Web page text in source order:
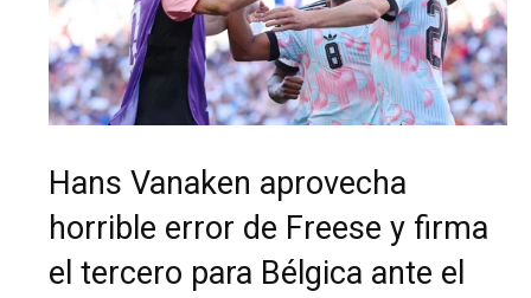
Hans Vanaken aprovecha
horrible error de Freese y firma
el tercero para Bélgica ante el